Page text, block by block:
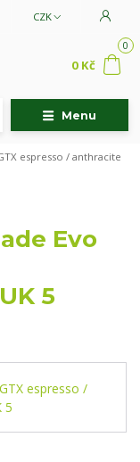
Menu
CZK
0
0 Kč
espresso / anthracite
Evo
5